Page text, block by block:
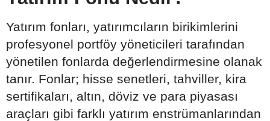
Yatırım fonları, yatırımcıların birikimlerini
profesyonel portföy yöneticileri tarafından
yönetilen fonlarda değerlendirmesine olanak
tanır. Fonlar; hisse senetleri, tahviller, kira
sertifikaları, altın, döviz ve para piyasası
araçları gibi farklı yatırım enstrümanlarından